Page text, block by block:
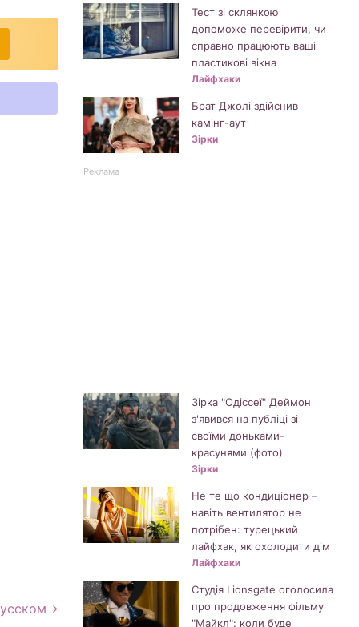
Тест зі склянкою
допоможе перевірити, чи
справно працюють ваші
пластикові вікна
Лайфхаки
Брат Джолі здійснив
камінг-аут
Зірки
Реклама
Зірка "Одіссеї" Деймон
з'явився на публіці зі
своїми доньками-
красунями (фото)
Зірки
Не те що кондиціонер –
навіть вентилятор не
потрібен: турецький
лайфхак, як охолодити дім
Лайфхаки
Студія Lionsgate оголосила
про продовження фільму
"Майкл": коли буде